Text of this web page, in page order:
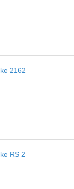
2162
RS 2